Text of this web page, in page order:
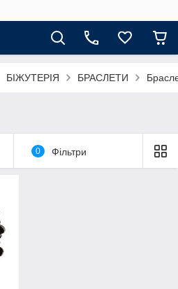
БІЖУТЕРІЯ БРАСЛЕТИ
0 Фільтри